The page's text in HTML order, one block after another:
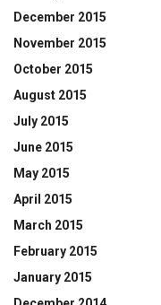
December 2015
November 2015
October 2015
August 2015
July 2015
June 2015
May 2015
April 2015
March 2015
February 2015
January 2015